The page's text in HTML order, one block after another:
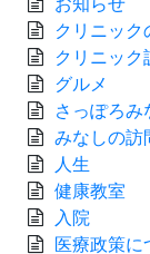
クリニック
クリニック
グルメ
さっぽろみ
みなしの訪
人生
健康教室
入院
医療政策に